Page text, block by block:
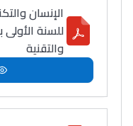
الإنسان
للسنة
والتقنية